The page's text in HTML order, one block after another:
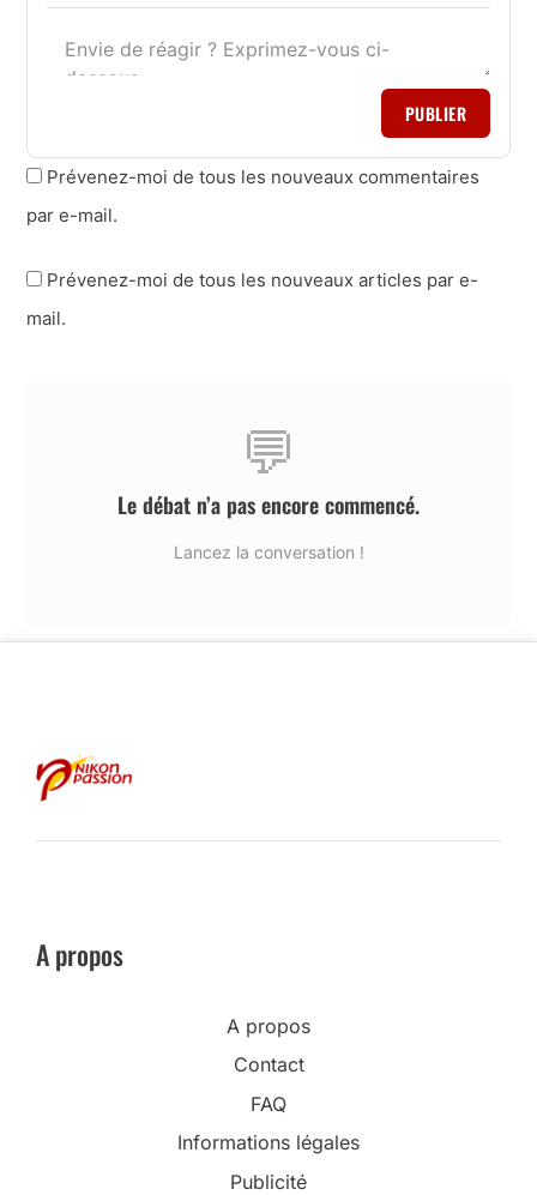
PUBLIER
Prévenez-moi de tous les nouveaux commentaires
par e-mail.
Prévenez-moi de tous les nouveaux articles par e-
mail.
💬
Le débat n’a pas encore commencé.
Lancez la conversation !
A propos
A propos
Contact
FAQ
Informations légales
Publicité